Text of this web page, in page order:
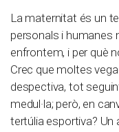
La maternitat és un
personals i humanes
enfrontem, i per què
Crec que moltes
despectiva, tot
medul·la; però, en
tertúlia esportiva? Un